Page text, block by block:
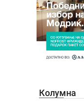
Колумна